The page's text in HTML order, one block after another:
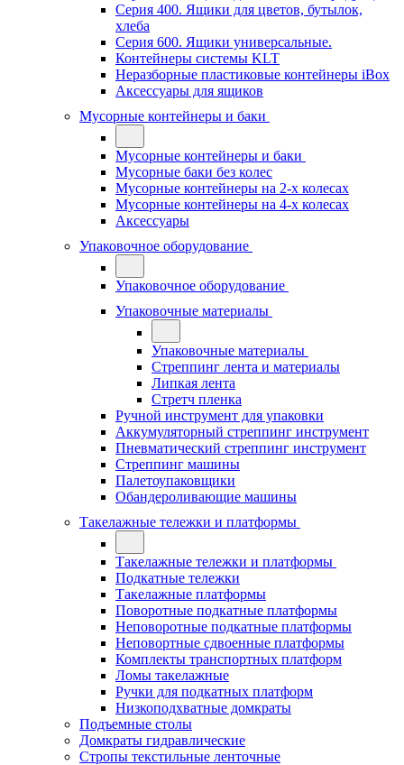
Серия 400. Ящики для цветов, бутылок,
хлеба
Серия 600. Ящики универсальные.
Контейнеры системы KLT
Неразборные пластиковые контейнеры iBox
Аксессуары для ящиков
Мусорные контейнеры и баки
Мусорные контейнеры и баки
Мусорные баки без колес
Мусорные контейнеры на 2-х колесах
Мусорные контейнеры на 4-х колесах
Аксессуары
Упаковочное оборудование
Упаковочное оборудование
Упаковочные материалы
Упаковочные материалы
Стреппинг лента и материалы
Липкая лента
Стретч пленка
Ручной инструмент для упаковки
Аккумуляторный стреппинг инструмент
Пневматический стреппинг инструмент
Стреппинг машины
Палетоупаковщики
Обандероливающие машины
Такелажные тележки и платформы
Такелажные тележки и платформы
Подкатные тележки
Такелажные платформы
Поворотные подкатные платформы
Неповоротные подкатные платформы
Неповортные сдвоенные платформы
Комплекты транспортных платформ
Ломы такелажные
Ручки для подкатных платформ
Низкоподхватные домкраты
Подъемные столы
Домкраты гидравлические
Стропы текстильные ленточные